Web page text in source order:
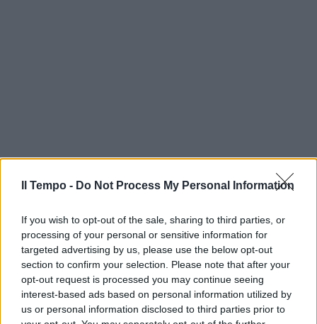
Il Tempo - Do Not Process My Personal Information
If you wish to opt-out of the sale, sharing to third parties, or
processing of your personal or sensitive information for
targeted advertising by us, please use the below opt-out
section to confirm your selection. Please note that after your
opt-out request is processed you may continue seeing
interest-based ads based on personal information utilized by
us or personal information disclosed to third parties prior to